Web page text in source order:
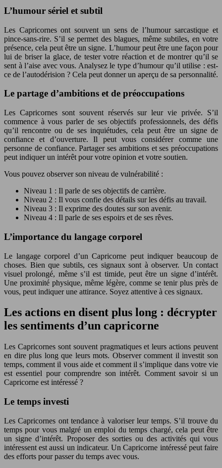
L’humour sériel et subtil
Les Capricornes ont souvent un sens de l’humour sarcastique et
pince-sans-rire. S’il se permet des blagues, même subtiles, en votre
présence, cela peut être un signe. L’humour peut être une façon pour
lui de briser la glace, de tester votre réaction et de montrer qu’il se
sent à l’aise avec vous. Analysez le type d’humour qu’il utilise : est-
ce de l’autodérision ? Cela peut donner un aperçu de sa personnalité.
Le partage d’ambitions et de préoccupations
Les Capricornes sont souvent réservés sur leur vie privée. S’il
commence à vous parler de ses objectifs professionnels, des défis
qu’il rencontre ou de ses inquiétudes, cela peut être un signe de
confiance et d’ouverture. Il peut vous considérer comme une
personne de confiance. Partager ses ambitions et ses préoccupations
peut indiquer un intérêt pour votre opinion et votre soutien.
Vous pouvez observer son niveau de vulnérabilité :
Niveau 1 : Il parle de ses objectifs de carrière.
Niveau 2 : Il vous confie des détails sur les défis au travail.
Niveau 3 : Il exprime des doutes sur son avenir.
Niveau 4 : Il parle de ses espoirs et de ses rêves.
L’importance du langage corporel
Le langage corporel d’un Capricorne peut indiquer beaucoup de
choses. Bien que subtils, ces signaux sont à observer. Un contact
visuel prolongé, même s’il est timide, peut être un signe d’intérêt.
Une proximité physique, même légère, comme se tenir plus près de
vous, peut indiquer une attirance. Soyez attentive à ces signaux.
Les actions en disent plus long : décrypter
les sentiments d’un capricorne
Les Capricornes sont souvent pragmatiques et leurs actions peuvent
en dire plus long que leurs mots. Observer comment il investit son
temps, comment il vous aide et comment il s’implique dans votre vie
est essentiel pour comprendre son intérêt. Comment savoir si un
Capricorne est intéressé ?
Le temps investi
Les Capricornes ont tendance à valoriser leur temps. S’il trouve du
temps pour vous malgré un emploi du temps chargé, cela peut être
un signe d’intérêt. Proposer des sorties ou des activités qui vous
intéressent est aussi un indicateur. Un Capricorne intéressé peut faire
des efforts pour passer du temps avec vous.